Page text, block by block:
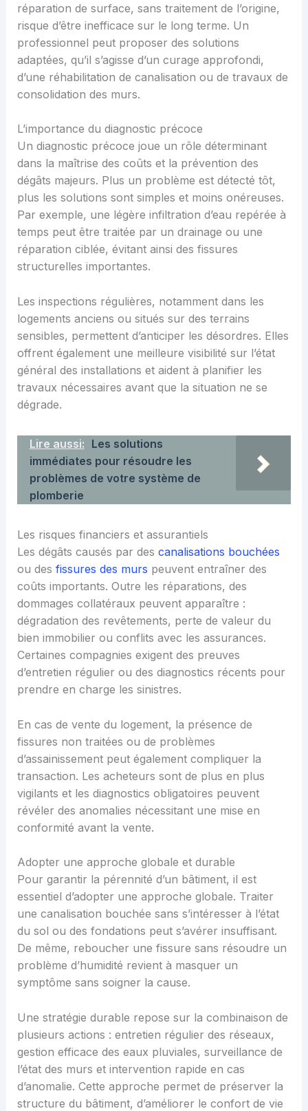
réparation de surface, sans traitement de l’origine,
risque d’être inefficace sur le long terme. Un
professionnel peut proposer des solutions
adaptées, qu’il s’agisse d’un curage approfondi,
d’une réhabilitation de canalisation ou de travaux de
consolidation des murs.
L’importance du diagnostic précoce
Un diagnostic précoce joue un rôle déterminant
dans la maîtrise des coûts et la prévention des
dégâts majeurs. Plus un problème est détecté tôt,
plus les solutions sont simples et moins onéreuses.
Par exemple, une légère infiltration d’eau repérée à
temps peut être traitée par un drainage ou une
réparation ciblée, évitant ainsi des fissures
structurelles importantes.
Les inspections régulières, notamment dans les
logements anciens ou situés sur des terrains
sensibles, permettent d’anticiper les désordres. Elles
offrent également une meilleure visibilité sur l’état
général des installations et aident à planifier les
travaux nécessaires avant que la situation ne se
dégrade.
Lire aussi: Les solutions
immédiates pour résoudre les
problèmes de votre système de
plomberie
Les risques financiers et assurantiels
Les dégâts causés par des canalisations bouchées
ou des fissures des murs peuvent entraîner des
coûts importants. Outre les réparations, des
dommages collatéraux peuvent apparaître :
dégradation des revêtements, perte de valeur du
bien immobilier ou conflits avec les assurances.
Certaines compagnies exigent des preuves
d’entretien régulier ou des diagnostics récents pour
prendre en charge les sinistres.
En cas de vente du logement, la présence de
fissures non traitées ou de problèmes
d’assainissement peut également compliquer la
transaction. Les acheteurs sont de plus en plus
vigilants et les diagnostics obligatoires peuvent
révéler des anomalies nécessitant une mise en
conformité avant la vente.
Adopter une approche globale et durable
Pour garantir la pérennité d’un bâtiment, il est
essentiel d’adopter une approche globale. Traiter
une canalisation bouchée sans s’intéresser à l’état
du sol ou des fondations peut s’avérer insuffisant.
De même, reboucher une fissure sans résoudre un
problème d’humidité revient à masquer un
symptôme sans soigner la cause.
Une stratégie durable repose sur la combinaison de
plusieurs actions : entretien régulier des réseaux,
gestion efficace des eaux pluviales, surveillance de
l’état des murs et intervention rapide en cas
d’anomalie. Cette approche permet de préserver la
structure du bâtiment, d’améliorer le confort de vie